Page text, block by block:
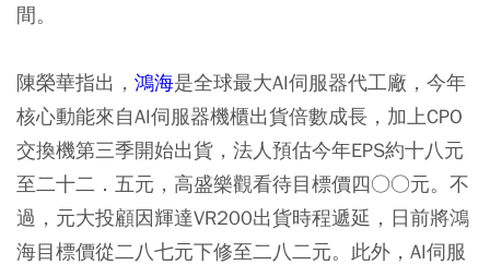
間。
陳榮華指出， 鴻海是全球最大AI伺服器代工廠，今年
核心動能來自AI伺服器機櫃出貨倍數成長，加上CPO
交換機第三季開始出貨，法人預估今年EPS約十八元
至二十二．五元，高盛樂觀看待目標價四○○元。不
過，元大投顧因輝達VR200出貨時程遞延，日前將鴻
海目標價從二八七元下修至二八二元。此外，AI伺服